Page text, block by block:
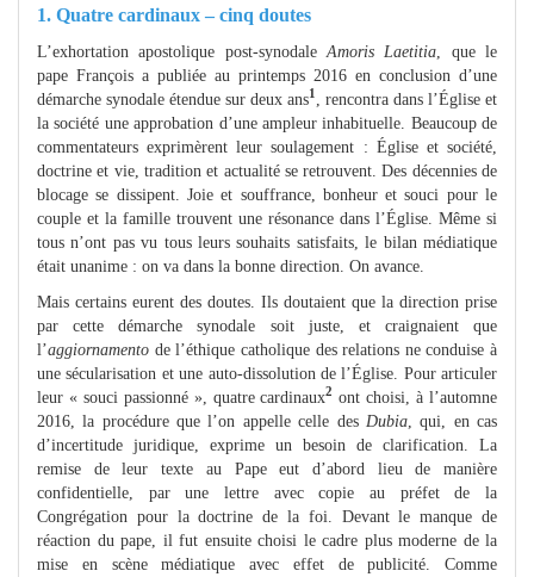
1. Quatre cardinaux – cinq doutes
L’exhortation apostolique post-synodale Amoris Laetitia , que le
pape François a publiée au printemps 2016 en conclusion d’une
démarche synodale étendue sur deux ans1
, rencontra dans l’Église et
la société une approbation d’une ampleur inhabituelle. Beaucoup de
commentateurs exprimèrent leur soulagement : Église et société,
doctrine et vie, tradition et actualité se retrouvent. Des décennies de
blocage se dissipent. Joie et souffrance, bonheur et souci pour le
couple et la famille trouvent une résonance dans l’Église. Même si
tous n’ont pas vu tous leurs souhaits satisfaits, le bilan médiatique
était unanime : on va dans la bonne direction. On avance.
Mais certains eurent des doutes. Ils doutaient que la direction prise
par cette démarche synodale soit juste, et craignaient que
l’aggiornamento de l’éthique catholique des relations ne conduise à
une sécularisation et une auto-dissolution de l’Église. Pour articuler
leur « souci passionné », quatre cardinaux2 ont choisi, à l’automne
2016, la procédure que l’on appelle celle des Dubia, qui, en cas
d’incertitude juridique, exprime un besoin de clarification. La
remise de leur texte au Pape eut d’abord lieu de manière
confidentielle, par une lettre avec copie au préfet de la
Congrégation pour la doctrine de la foi. Devant le manque de
réaction du pape, il fut ensuite choisi le cadre plus moderne de la
mise en scène médiatique avec effet de publicité. Comme